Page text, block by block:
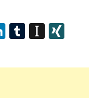
LinkedIn
Tumblr